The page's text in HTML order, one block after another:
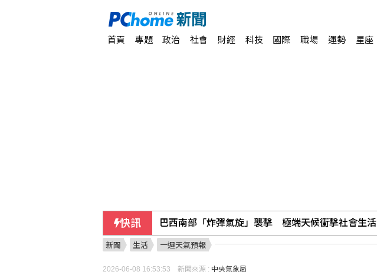
首頁 專題 政治 社會 財經 科技 國際 職場 運勢 星座
快訊 巴西南部「炸彈氣旋」襲擊 極端天候衝擊社會生活
新聞 生活 一週天氣預報
2026-06-08 16:53:53 新聞來源 : 中央氣象局